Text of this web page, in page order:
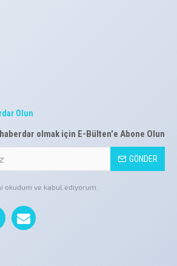
Olun
haberdar olmak için E-Bülten'e Abone Olun
GÖNDER
okudum ve kabul ediyorum.